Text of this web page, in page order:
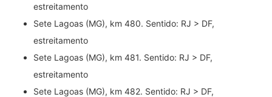
estreitamento
Sete Lagoas (MG), km 480. Sentido: RJ > DF,
estreitamento
Sete Lagoas (MG), km 481. Sentido: RJ > DF,
estreitamento
Sete Lagoas (MG), km 482. Sentido: RJ > DF,